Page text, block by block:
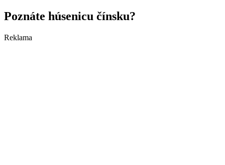
Poznáte húsenicu čínsku?
Reklama